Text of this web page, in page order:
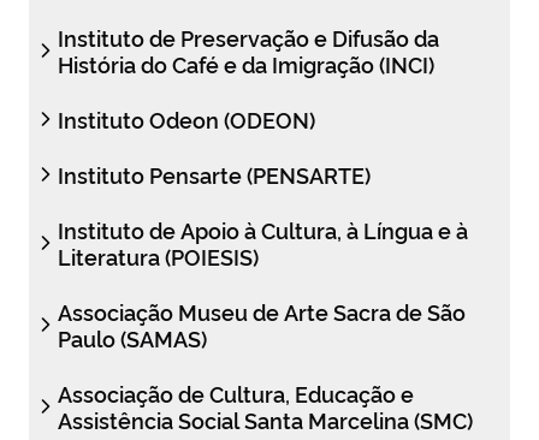
Instituto de Preservação e Difusão da
História do Café e da Imigração (INCI)
Instituto Odeon (ODEON)
Instituto Pensarte (PENSARTE)
Instituto de Apoio à Cultura, à Língua e à
Literatura (POIESIS)
Associação Museu de Arte Sacra de São
Paulo (SAMAS)
Associação de Cultura, Educação e
Assistência Social Santa Marcelina (SMC)